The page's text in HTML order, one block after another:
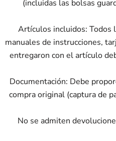
(incluidas las bolsas
Artículos incluidos: Todos
manuales de instrucciones,
entregaron con el artículo
Documentación: Debe
compra original (captura de
No se admiten